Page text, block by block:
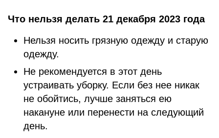
Что нельзя делать 21 декабря 2023 года
Нельзя носить грязную одежду и старую
одежду.
Не рекомендуется в этот день
устраивать уборку. Если без нее никак
не обойтись, лучше заняться ею
накануне или перенести на следующий
день.